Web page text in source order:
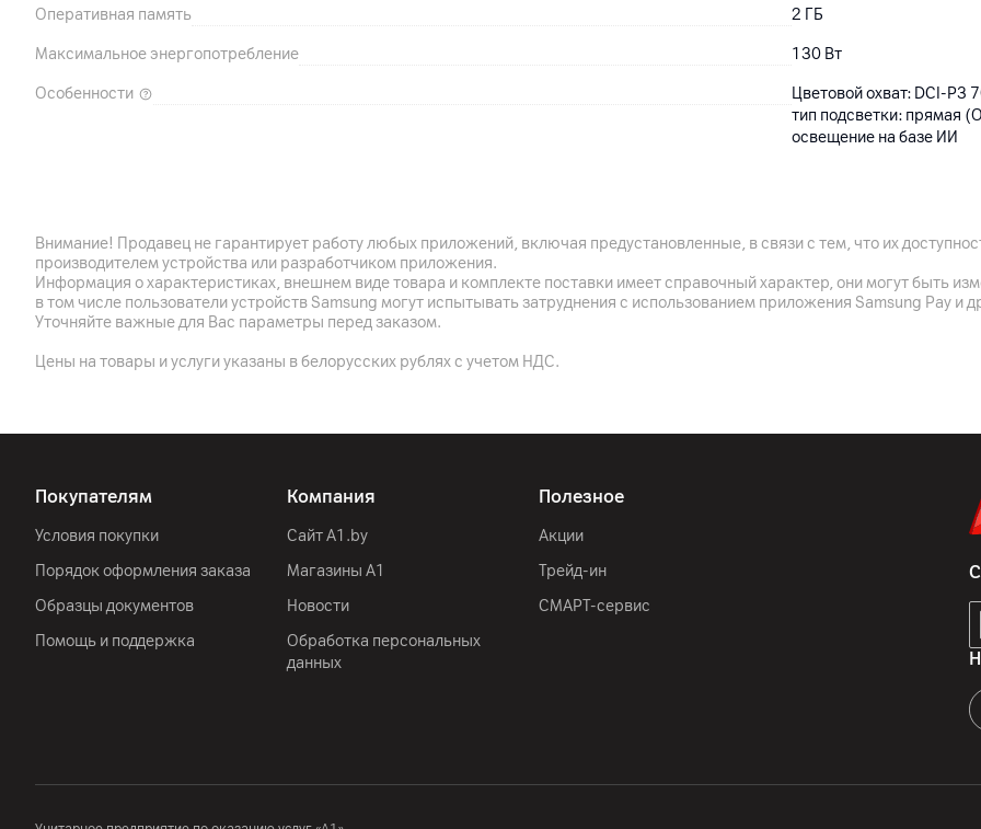
Оперативная память 2 ГБ
Максимальное энергопотребление 130 Вт
Особенности
Цветовой охват: DCI-
тип подсветки: прямая
освещение на базе ИИ
HDMI 2 x HDMI (2.1 + 2.0)
Ethernet 1 x Ethernet (LAN)
Wi-Fi 802.11 a/b/g/n/ac (2.4 / 5
Bluetooth
Дополнительные разъемы
1 x выход SPDIF
Крепление VESA
Толщина панели
Внимание! Продавец не гарантирует работу любых приложений, включая предустановленные, в связи с тем, что их
производителем устройства или разработчиком приложения.
Информация о характеристиках, внешнем виде товара и комплекте поставки имеет справочный характер, они могут быть
в том числе пользователи устройств Samsung могут испытывать затруднения с использованием приложения Samsung Pay и
Уточняйте важные для Вас параметры перед заказом.
Цены на товары и услуги указаны в белорусских рублях с учетом НДС.
Покупателям
Условия покупки
Порядок оформления заказа
Образцы документов
Помощь и поддержка
Компания
Сайт A1.by
Магазины А1
Новости
Обработка персональных
данных
Полезное
Акции
Трейд-ин
СМАРТ-сервис